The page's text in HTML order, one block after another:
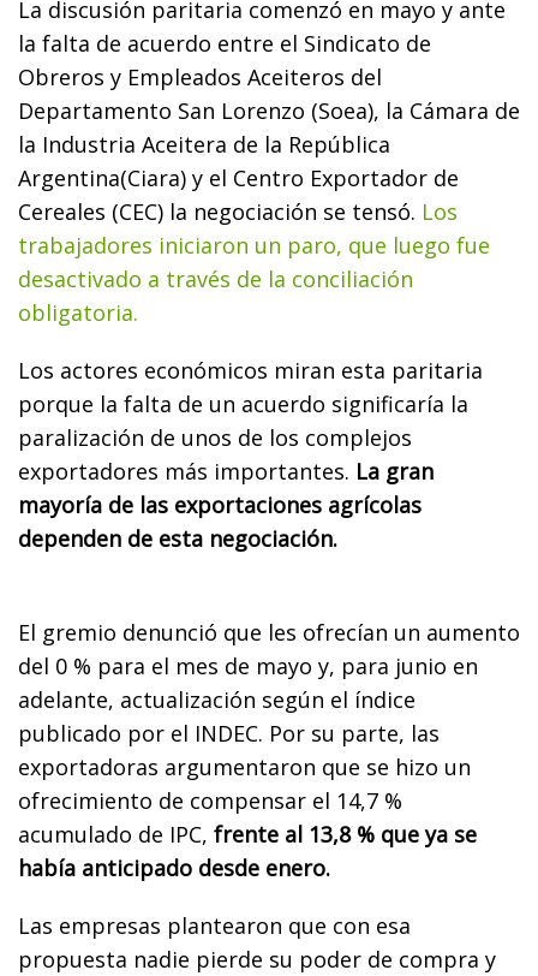
La discusión paritaria comenzó en mayo y ante
la falta de acuerdo entre el Sindicato de
Obreros y Empleados Aceiteros del
Departamento San Lorenzo (Soea), la Cámara de
la Industria Aceitera de la República
Argentina(Ciara) y el Centro Exportador de
Cereales (CEC) la negociación se tensó. Los
trabajadores iniciaron un paro, que luego fue
desactivado a través de la conciliación
obligatoria.
Los actores económicos miran esta paritaria
porque la falta de un acuerdo significaría la
paralización de unos de los complejos
exportadores más importantes. La gran
mayoría de las exportaciones agrícolas
dependen de esta negociación.
El gremio denunció que les ofrecían un aumento
del 0 % para el mes de mayo y, para junio en
adelante, actualización según el índice
publicado por el INDEC. Por su parte, las
exportadoras argumentaron que se hizo un
ofrecimiento de compensar el 14,7 %
acumulado de IPC, frente al 13,8 % que ya se
había anticipado desde enero.
Las empresas plantearon que con esa
propuesta nadie pierde su poder de compra y